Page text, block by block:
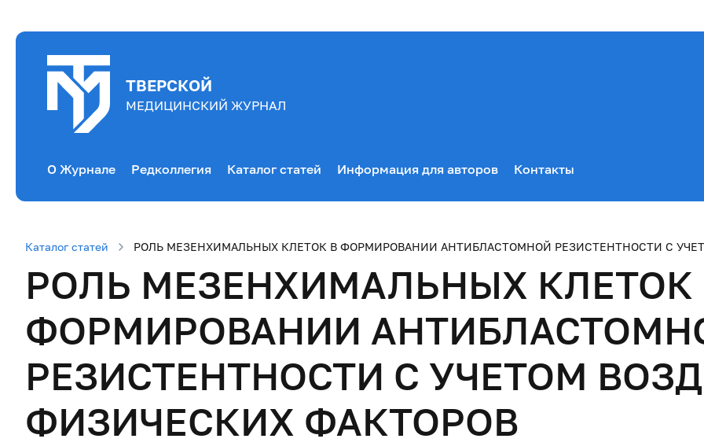
ТВЕРСКОЙ
МЕДИЦИНСКИЙ ЖУРНАЛ
О Журнале Редколлегия Каталог статей Информация для авторов Контакты
Каталог статей РОЛЬ МЕЗЕНХИМАЛЬНЫХ КЛЕТОК В ФОРМИРОВАНИИ АНТИБЛАСТОМНОЙ РЕЗИСТЕНТНОСТИ С
РОЛЬ МЕЗЕНХИМАЛЬНЫХ КЛЕТОК
ФОРМИРОВАНИИ
РЕЗИСТЕНТНОСТИ С УЧЕТОМ
ФИЗИЧЕСКИХ ФАКТОРОВ